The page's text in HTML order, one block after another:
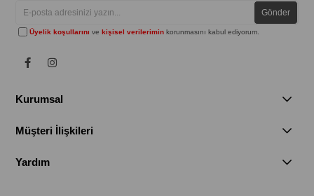
Gönder
Üyelik koşullarını vekişisel verilerimin korunmasını kabul ediyorum.
Kurumsal
Müşteri İlişkileri
Yardım